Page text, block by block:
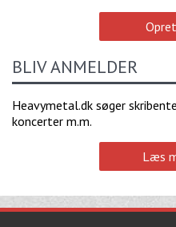
BLIV ANMELDER
Heavymetal.dk søger
koncerter m.m.
Læs